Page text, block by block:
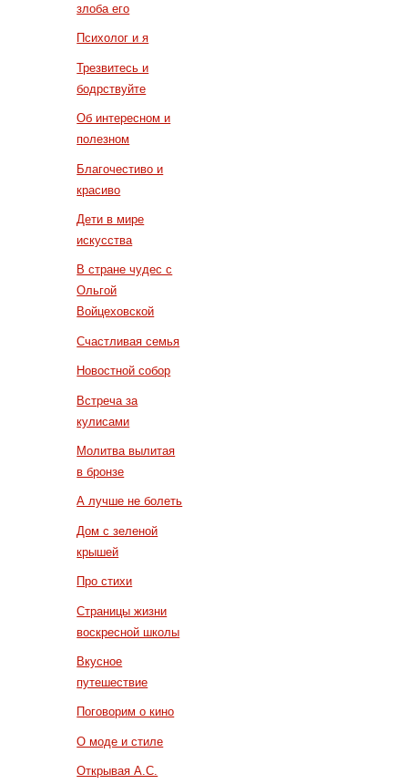
злоба его
Психолог и я
Трезвитесь и
бодрствуйте
Об интересном и
полезном
Благочестиво и
красиво
Дети в мире
искусства
В стране чудес с
Ольгой
Войцеховской
Счастливая семья
Новостной собор
Встреча за
кулисами
Молитва вылитая
в бронзе
А лучше не болеть
Дом с зеленой
крышей
Про стихи
Страницы жизни
воскресной школы
Вкусное
путешествие
Поговорим о кино
О моде и стиле
Открывая А.С.